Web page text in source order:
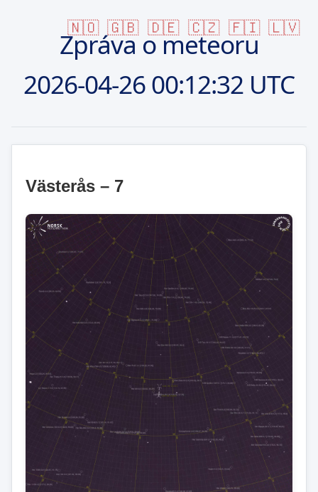
🇳🇴 🇬🇧 🇩🇪 🇨🇿 🇫🇮 🇱🇻
Zpráva o meteoru
2026-04-2600:12:32 UTC
Västerås – 7